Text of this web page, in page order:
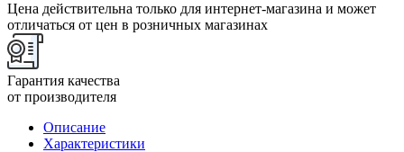
Цена действительна только для интернет-магазина и может
отличаться от цен в розничных магазинах
Гарантия качества
от производителя
Описание
Характеристики